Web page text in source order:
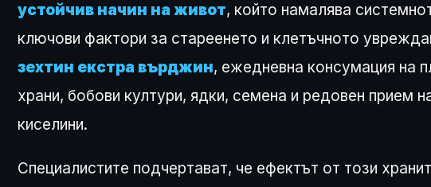
устойчив начин на живот, който намалява
ключови фактори за стареенето и клетъчното
зехтин екстра върджин, ежедневна консумация на
храни, бобови култури, ядки, семена и редовен прием
киселини.
Специалистите подчертават, че ефектът от този